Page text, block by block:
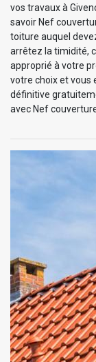
vos travaux à
savoir Nef
toiture auquel
arrêtez la timidité,
approprié à votre
votre choix et vous
définitive
avec Nef